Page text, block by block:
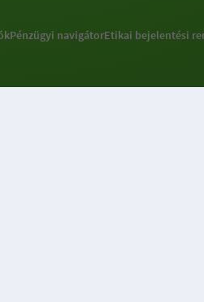
Pénzügyi navigátorEtikai bejelentési